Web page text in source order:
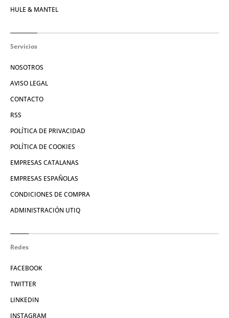
HULE & MANTEL
Servicios
NOSOTROS
AVISO LEGAL
CONTACTO
RSS
POLÍTICA DE PRIVACIDAD
POLÍTICA DE COOKIES
EMPRESAS CATALANAS
EMPRESAS ESPAÑOLAS
CONDICIONES DE COMPRA
ADMINISTRACIÓN UTIQ
Redes
FACEBOOK
TWITTER
LINKEDIN
INSTAGRAM